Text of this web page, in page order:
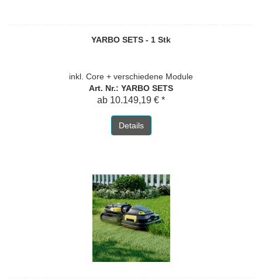
YARBO SETS - 1 Stk
inkl. Core + verschiedene Module
Art. Nr.: YARBO SETS
ab 10.149,19 € *
Details